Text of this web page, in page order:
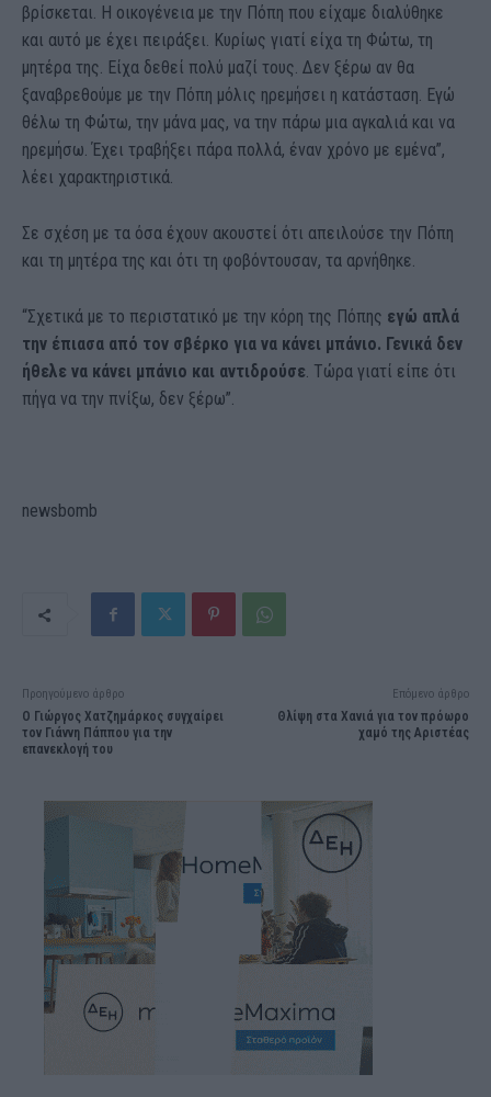
βρίσκεται. Η οικογένεια με την Πόπη που είχαμε διαλύθηκε
και αυτό με έχει πειράξει. Κυρίως γιατί είχα τη Φώτω, τη
μητέρα της. Είχα δεθεί πολύ μαζί τους. Δεν ξέρω αν θα
ξαναβρεθούμε με την Πόπη μόλις ηρεμήσει η κατάσταση. Εγώ
θέλω τη Φώτω, την μάνα μας, να την πάρω μια αγκαλιά και να
ηρεμήσω. Έχει τραβήξει πάρα πολλά, έναν χρόνο με εμένα”,
λέει χαρακτηριστικά.
Σε σχέση με τα όσα έχουν ακουστεί ότι απειλούσε την Πόπη
και τη μητέρα της και ότι τη φοβόντουσαν, τα αρνήθηκε.
“Σχετικά με το περιστατικό με την κόρη της Πόπης εγώ απλά
την έπιασα από τον σβέρκο για να κάνει μπάνιο. Γενικά δεν
ήθελε να κάνει μπάνιο και αντιδρούσε. Τώρα γιατί είπε ότι
πήγα να την πνίξω, δεν ξέρω”.
newsbomb
Προηγούμενο άρθρο
Ο Γιώργος Χατζημάρκος συγχαίρει
τον Γιάννη Πάππου για την
επανεκλογή του
Επόμενο άρθρο
Θλίψη στα Χανιά για τον πρόωρο
χαμό της Αριστέας